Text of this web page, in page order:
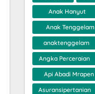
Anak Hanyut
Anak Tenggelam
anaktenggelam
Angka Perceraian
Api Abadi Mrapen
Asuransipertanian